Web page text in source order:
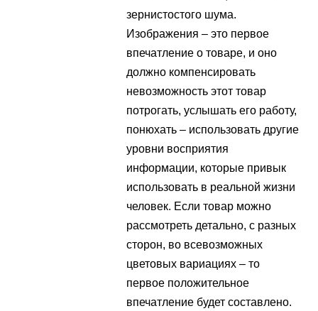
зернистостого шума.
Изображения – это первое
впечатление о товаре, и оно
должно компенсировать
невозможность этот товар
потрогать, услышать его работу,
понюхать – использовать другие
уровни восприятия
информации, которые привык
использовать в реальной жизни
человек. Если товар можно
рассмотреть детально, с разных
сторон, во всевозможных
цветовых вариациях – то
первое положительное
впечатление будет составлено.